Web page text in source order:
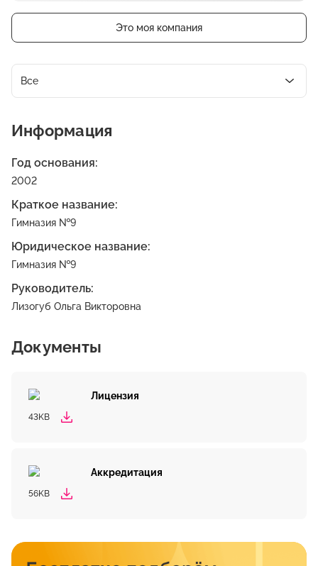
Это моя компания
Все
Информация
Год основания:
2002
Краткое название:
Гимназия №9
Юридическое название:
Гимназия №9
Руководитель:
Лизогуб Ольга Викторовна
Документы
Лицензия
43KB
Аккредитация
56KB